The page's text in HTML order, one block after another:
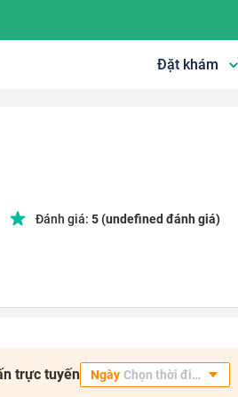
Đặt khám
Đánh giá: 5(undefined đánh giá)
trực tuyến